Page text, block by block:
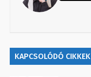
KAPCSOLÓDÓ CIKKEK